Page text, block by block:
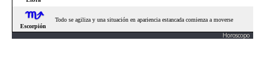
Horoscopo